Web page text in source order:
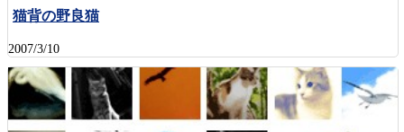
猫背の野良猫
2007/3/10